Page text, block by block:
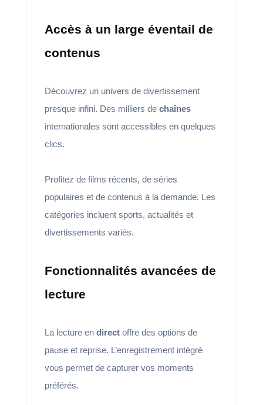
Accès à un large éventail de
contenus
Découvrez un univers de divertissement
presque infini. Des milliers de chaînes
internationales sont accessibles en quelques
clics.
Profitez de films récents, de séries
populaires et de contenus à la demande. Les
catégories incluent sports, actualités et
divertissements variés.
Fonctionnalités avancées de
lecture
La lecture en directoffre des options de
pause et reprise. L’enregistrement intégré
vous permet de capturer vos moments
préférés.